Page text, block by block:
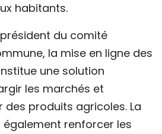
habitants.
président du comité
la mise en ligne des
une solution
les marchés et
produits agricoles. La
renforcer les